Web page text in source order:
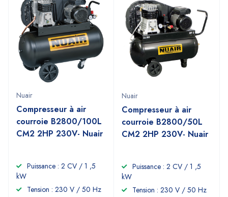
Nuair
Compresseur à air
courroie B2800/100L
CM2 2HP 230V- Nuair
Puissance : 2 CV / 1 ,5
kW
Tension : 230 V / 50 Hz
Nuair
Compresseur à air
courroie B2800/50L
CM2 2HP 230V- Nuair
Puissance : 2 CV / 1 ,5
kW
Tension : 230 V / 50 Hz